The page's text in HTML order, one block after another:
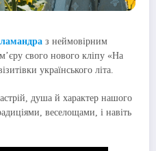
з неймовірним
свого нового кліпу «На
українського літа.
душа й характер нашого
веселощами, і навіть